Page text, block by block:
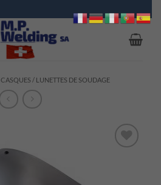
CASQUES / LUNETTES DE SOUDAGE